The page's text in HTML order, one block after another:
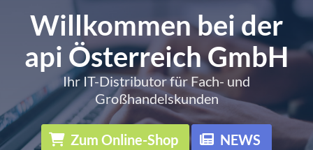
Willkommen bei der
api Österreich GmbH
Ihr IT-Distributor für Fach- und
Großhandelskunden
Zum Online-Shop
NEWS